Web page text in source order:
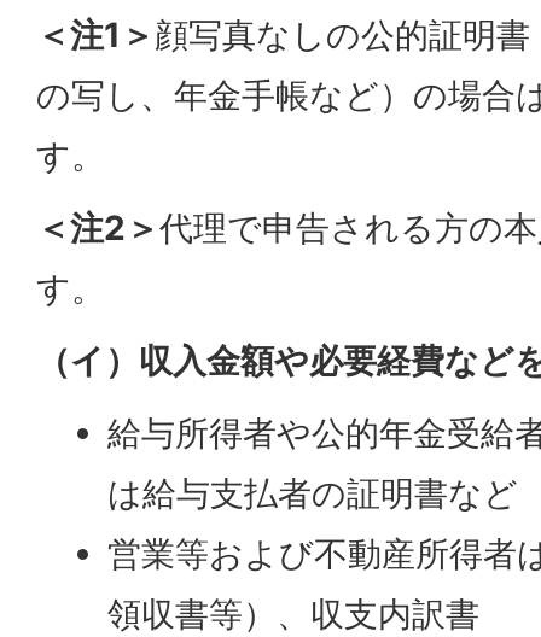
＜注1＞ 顔写真なしの公的証明
の写し、年金手帳など）の場合
す。
＜注2＞代理で申告される方の
す。
（イ）収入金額や必要経費など
給与所得者や公的年金受給
は給与支払者の証明書など
営業等および不動産所得者
領収書等）、収支内訳書